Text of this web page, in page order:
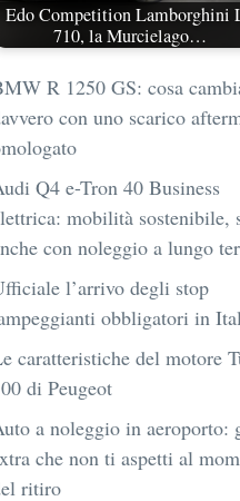
Edo Competition Lamborghini
710, la Murcielago…
R 1250 GS: cosa
con uno scarico
Q4 e-Tron 40 Business
mobilità sostenibile,
con noleggio a lungo
l’arrivo degli stop
obbligatori in
caratteristiche del motore
di Peugeot
a noleggio in aeroporto:
che non ti aspetti al
ritiro